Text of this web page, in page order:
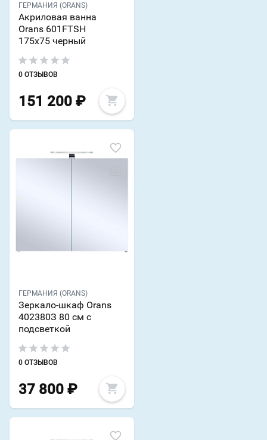
ГЕРМАНИЯ (ORANS)
Акриловая ванна
Orans 601FTSH
175x75 черный
0 ОТЗЫВОВ
151 200 ₽
ГЕРМАНИЯ (ORANS)
Зеркало-шкаф Orans
402380З 80 см с
подсветкой
0 ОТЗЫВОВ
37 800 ₽